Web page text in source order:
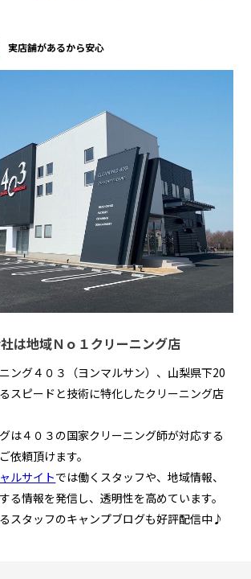
実店舗があるから安心
は地域Ｎｏ１クリーニング店
ング４０３（ヨンマルサン）、山梨県下20
スピードと技術に特化したクリーニング店
は４０３の国家クリーニング師が対応する
依頼頂けます。
ルサイトでは働くスタッフや、地域情報、
る情報を発信し、透明性を高めています。
スタッフのキャンプブログも好評配信中♪